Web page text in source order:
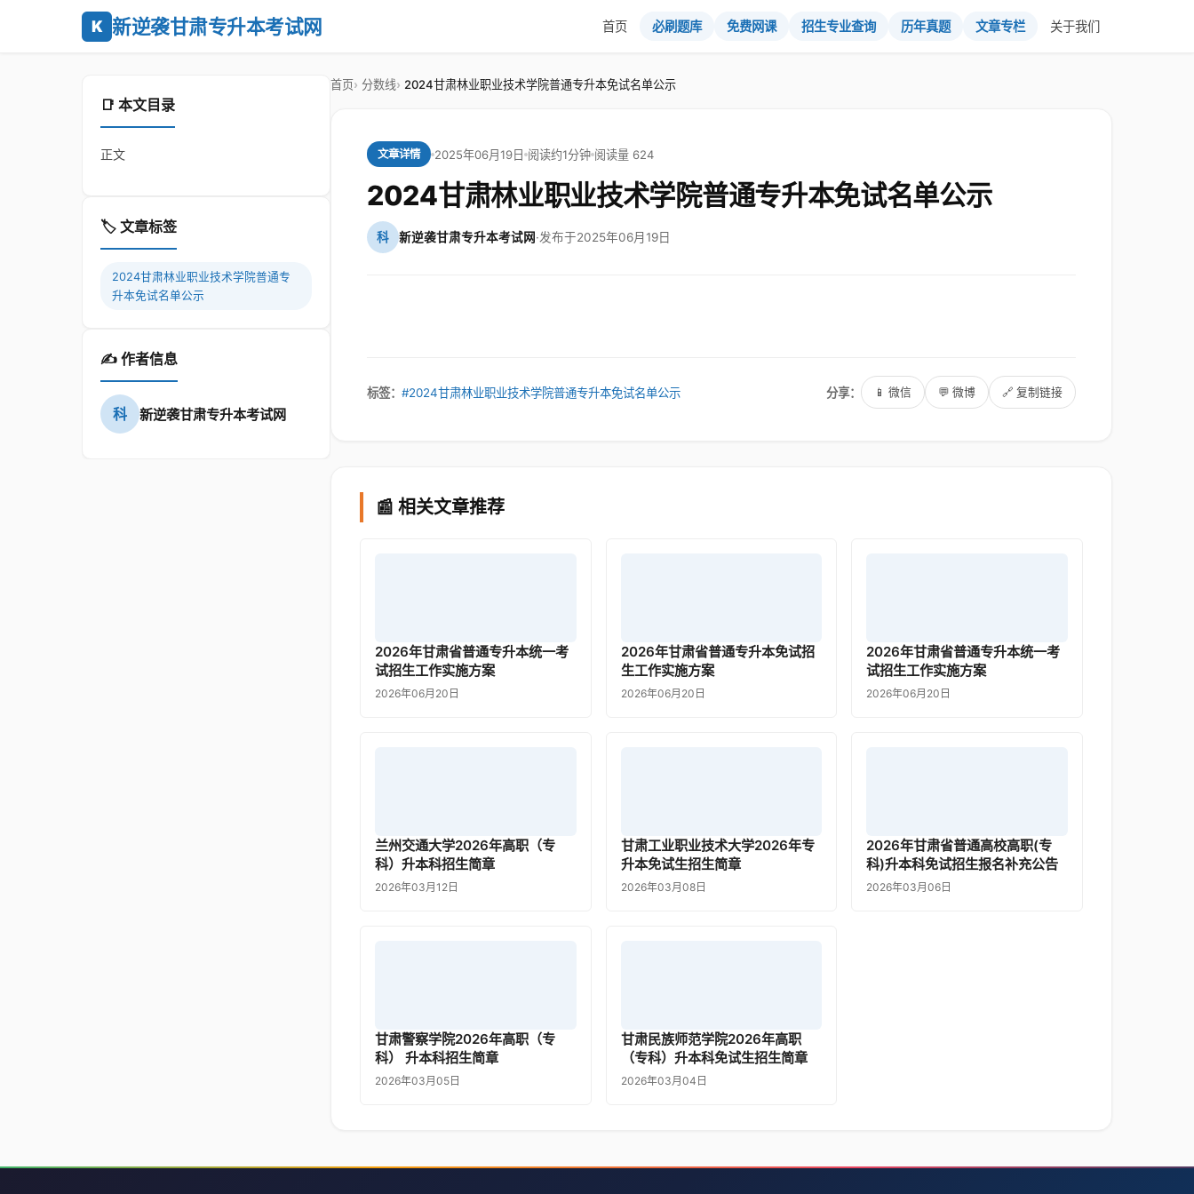
K 新逆袭甘肃专升本考试网 首页 必刷题库 免费网课 招生专业查询 历年真题 文章专栏 关于我们
📑 本文目录
正文
🏷️ 文章标签
2024甘肃林业职业技术学院普通专
升本免试名单公示
✍️ 作者信息
科 新逆袭甘肃专升本考试网
首页 分数线 2024甘肃林业职业技术学院普通专升本免试名单公示
文章详情 2025年06月19日 阅读约1分钟 阅读量 624
2024甘肃林业职业技术学院普通专升本免试名单公示
科 新逆袭甘肃专升本考试网·发布于2025年06月19日
标签： #2024甘肃林业职业技术学院普通专升本免试名单公示 分享： 📱 微信 💬 微博 🔗 复制链接
📰 相关文章推荐
2026年甘肃省普通专升本统一考
试招生工作实施方案
2026年06月20日
2026年甘肃省普通专升本免试招
生工作实施方案
2026年06月20日
2026年甘肃省普通专升本统一考
试招生工作实施方案
2026年06月20日
兰州交通大学2026年高职（专
科）升本科招生简章
2026年03月12日
甘肃工业职业技术大学2026年专
升本免试生招生简章
2026年03月08日
2026年甘肃省普通高校高职(专
科)升本科免试招生报名补充公告
2026年03月06日
甘肃警察学院2026年高职（专
科） 升本科招生简章
2026年03月05日
甘肃民族师范学院2026年高职
（专科）升本科免试生招生简章
2026年03月04日